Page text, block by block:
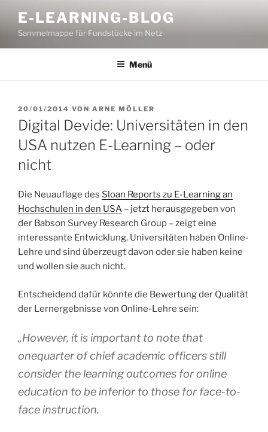
Inhalt
springen
E-LEARNING-BLOG
Sammelmappe für Fundstücke im Netz
Menü
VERÖFFENTLICHT
AM
20/01/2014 VON ARNE MÖLLER
Digital Devide: Universitäten in den
USA nutzen E-Learning – oder
nicht
Die Neuauflage des Sloan Reports zu E-Learning an
Hochschulen in den USA – jetzt herausgegeben von
der Babson Survey Research Group – zeigt eine
interessante Entwicklung. Universitäten haben Online-
Lehre und sind überzeugt davon oder sie haben keine
und wollen sie auch nicht.
Entscheidend dafür könnte die Bewertung der Qualität
der Lernergebnisse von Online-Lehre sein:
„However, it is important to note that
onequarter of chief academic officers still
consider the learning outcomes for online
education to be inferior to those for face-to-
face instruction.